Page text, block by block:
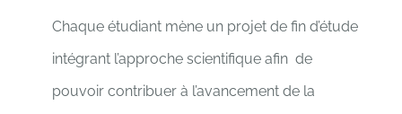
Chaque étudiant mène un projet de fin d’étude
intégrant l’approche scientifique afin de
pouvoir contribuer à l’avancement de la